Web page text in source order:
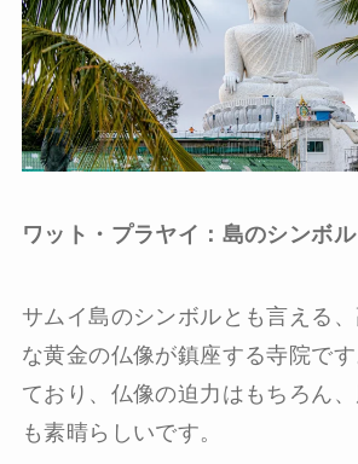
ワット・プラヤイ：島のシンボル
サムイ島のシンボルとも言える
な黄金の仏像が鎮座する寺院で
ており、仏像の迫力はもちろん
も素晴らしいです。